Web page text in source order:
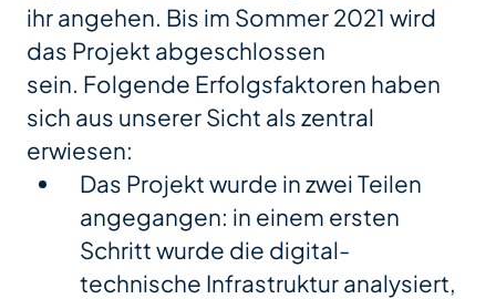
ihr angehen. Bis im Sommer 2021 wird
das Projekt abgeschlossen
sein. Folgende Erfolgsfaktoren haben
sich aus unserer Sicht als zentral
erwiesen:
Das Projekt wurde in zwei Teilen
angegangen: in einem ersten
Schritt wurde die digital-
technische Infrastruktur analysiert,